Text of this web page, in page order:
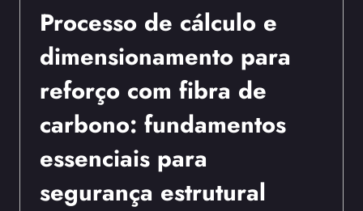
Processo de cálculo e
dimensionamento para
reforço com fibra de
carbono: fundamentos
essenciais para
segurança estrutural